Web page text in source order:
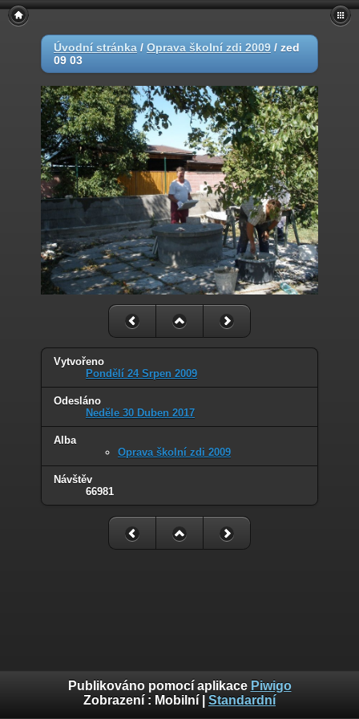
Úvodní stránka / Oprava školní zdi 2009 / zed
09 03
Vytvořeno
Pondělí 24 Srpen 2009
Odesláno
Neděle 30 Duben 2017
Alba
Oprava školní zdi 2009
Návštěv
66981
Publikováno pomocí aplikace Piwigo
Zobrazení : Mobilní Standardní